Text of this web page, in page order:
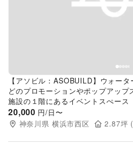
Previous slide
【アソビル：ASOBUILD】ウォー
どのプロモーションやポップアッ
施設の１階にあるイベントスぺース
20,000 円/日〜
神奈川県 横浜市西区 2.87坪